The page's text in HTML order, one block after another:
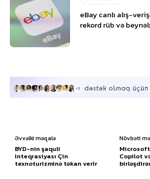
eBay canlı alış-
rekord rüb və
Əvvəlki məqalə
BYD-nin şaquli
inteqrasiyası Çin
texnoturizminə təkan verir
Növbəti
Copilot